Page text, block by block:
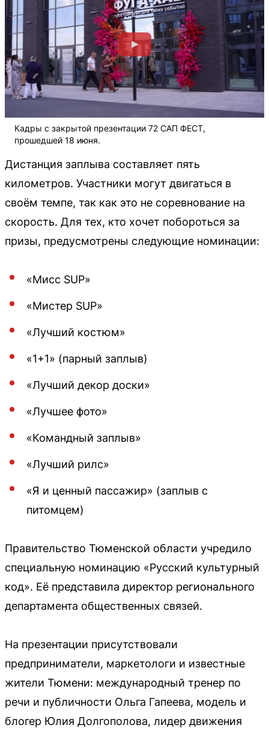
Кадры с закрытой презентации 72 САП ФЕСТ,
прошедшей 18 июня.
Дистанция заплыва составляет пять
километров. Участники могут двигаться в
своём темпе, так как это не соревнование на
скорость. Для тех, кто хочет побороться за
призы, предусмотрены следующие номинации:
«Мисс SUP»
«Мистер SUP»
«Лучший костюм»
«1+1» (парный заплыв)
«Лучший декор доски»
«Лучшее фото»
«Командный заплыв»
«Лучший рилс»
«Я и ценный пассажир» (заплыв с
питомцем)
Правительство Тюменской области учредило
специальную номинацию «Русский культурный
код». Её представила директор регионального
департамента общественных связей.
На презентации присутствовали
предприниматели, маркетологи и известные
жители Тюмени: международный тренер по
речи и публичности Ольга Гапеева, модель и
блогер Юлия Долгополова, лидер движения